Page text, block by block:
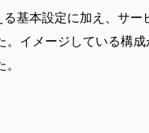
基本設定に加え、サ
イメージしている構